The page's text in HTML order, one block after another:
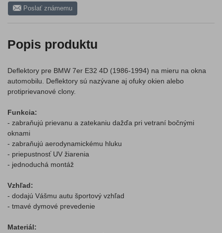
Poslať známemu
Popis produktu
Deflektory pre BMW 7er E32 4D (1986-1994) na mieru na okna
automobilu. Deflektory sú nazývane aj ofuky okien alebo
protiprievanové clony.
Funkcia:
- zabraňujú prievanu a zatekaniu dažďa pri vetraní bočnými
oknami
- zabraňujú aerodynamickému hluku
- priepustnosť UV žiarenia
- jednoduchá montáž
Vzhľad:
- dodajú Vášmu autu športový vzhľad
- tmavé dymové prevedenie
Materiál: